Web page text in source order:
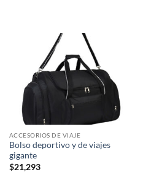
ACCESORIOS DE VIAJE
Bolso deportivo y de viajes
gigante
$21,293